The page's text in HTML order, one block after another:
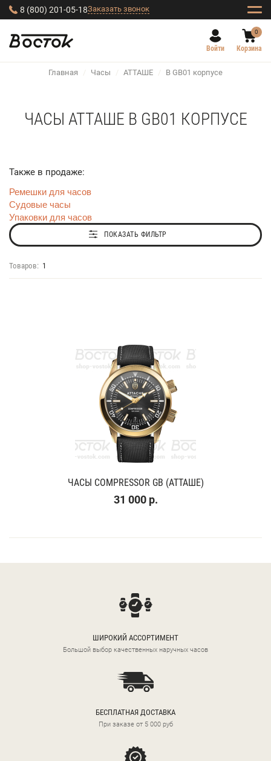
8 (800) 201-05-18Заказать звонок
Войти
0
Корзина
Главная / Часы / АТТАШЕ / В GB01 корпусе
ЧАСЫ АТТАШЕ В GB01 КОРПУСЕ
Также в продаже:
Ремешки для часов
Судовые часы
Упаковки для часов
ПОКАЗАТЬ ФИЛЬТР
Товаров: 1
ЧАСЫ COMPRESSOR GB (АТТАШЕ)
31 000 р.
ШИРОКИЙ АССОРТИМЕНТ
Большой выбор качественных наручных часов
БЕСПЛАТНАЯ ДОСТАВКА
При заказе от 5 000 руб